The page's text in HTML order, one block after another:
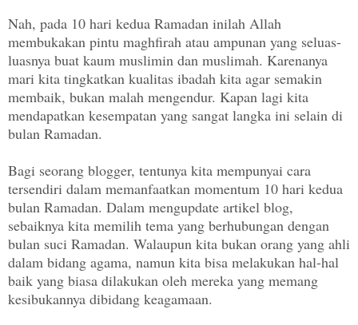
Nah, pada 10 hari kedua Ramadan inilah Allah
membukakan pintu maghfirah atau ampunan yang seluas-
luasnya buat kaum muslimin dan muslimah. Karenanya
mari kita tingkatkan kualitas ibadah kita agar semakin
membaik, bukan malah mengendur. Kapan lagi kita
mendapatkan kesempatan yang sangat langka ini selain di
bulan Ramadan.
Bagi seorang blogger, tentunya kita mempunyai cara
tersendiri dalam memanfaatkan momentum 10 hari kedua
bulan Ramadan. Dalam mengupdate artikel blog,
sebaiknya kita memilih tema yang berhubungan dengan
bulan suci Ramadan. Walaupun kita bukan orang yang ahli
dalam bidang agama, namun kita bisa melakukan hal-hal
baik yang biasa dilakukan oleh mereka yang memang
kesibukannya dibidang keagamaan.